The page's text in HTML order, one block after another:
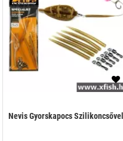
Nevis Gyorskapocs Szilikoncsővel